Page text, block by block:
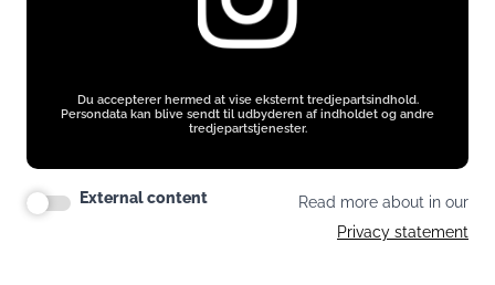
Du accepterer hermed at vise eksternt tredjepartsindhold.
Persondata kan blive sendt til udbyderen af indholdet og andre
tredjepartstjenester.
External content
Read more about in our
Privacy statement